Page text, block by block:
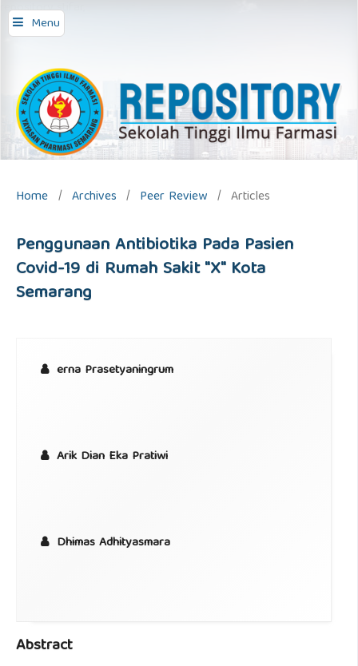
Menu
repository stifar,
Home / Archives / Peer Review / Articles
Penggunaan Antibiotika Pada Pasien
Covid-19 di Rumah Sakit "X" Kota
Semarang
erna Prasetyaningrum
Arik Dian Eka Pratiwi
Dhimas Adhityasmara
Abstract